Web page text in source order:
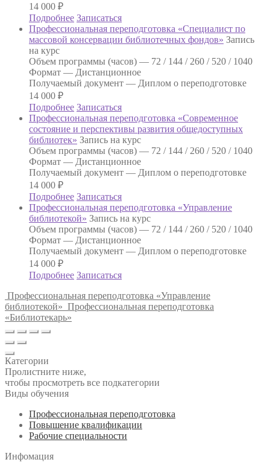
14 000 ₽
Подробнее Записаться
Профессиональная переподготовка «Специалист по
массовой консервации библиотечных фондов» Запись
на курс
Объем программы (часов) — 72 / 144 / 260 / 520 / 1040
Формат — Дистанционное
Получаемый документ — Диплом о переподготовке
14 000 ₽
Подробнее Записаться
Профессиональная переподготовка «Современное
состояние и перспективы развития общедоступных
библиотек» Запись на курс
Объем программы (часов) — 72 / 144 / 260 / 520 / 1040
Формат — Дистанционное
Получаемый документ — Диплом о переподготовке
14 000 ₽
Подробнее Записаться
Профессиональная переподготовка «Управление
библиотекой» Запись на курс
Объем программы (часов) — 72 / 144 / 260 / 520 / 1040
Формат — Дистанционное
Получаемый документ — Диплом о переподготовке
14 000 ₽
Подробнее Записаться
Профессиональная переподготовка «Управление
библиотекой» Профессиональная переподготовка
«Библиотекарь»
Категории
Пролистните ниже,
чтобы просмотреть все подкатегории
Виды обучения
Профессиональная переподготовка
Повышение квалификации
Рабочие специальности
Инфомация